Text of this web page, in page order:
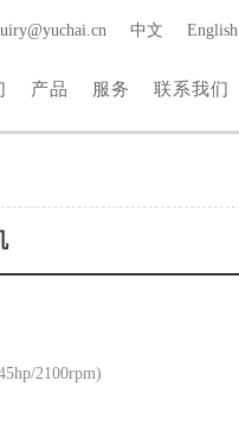
English
中文
产品 服务 联系我们
2100rpm)